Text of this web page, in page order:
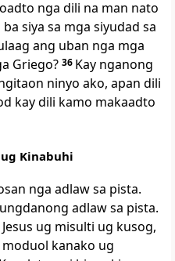
nga dili na man nato
siya sa mga siyudad sa
ang uban nga mga
Griego? 36 Kay nganong
ninyo ako, apan dili
kay dili kamo makaadto
Kinabuhi
nga adlaw sa pista.
adlaw sa pista.
ug misulti ug kusog,
moduol kanako ug